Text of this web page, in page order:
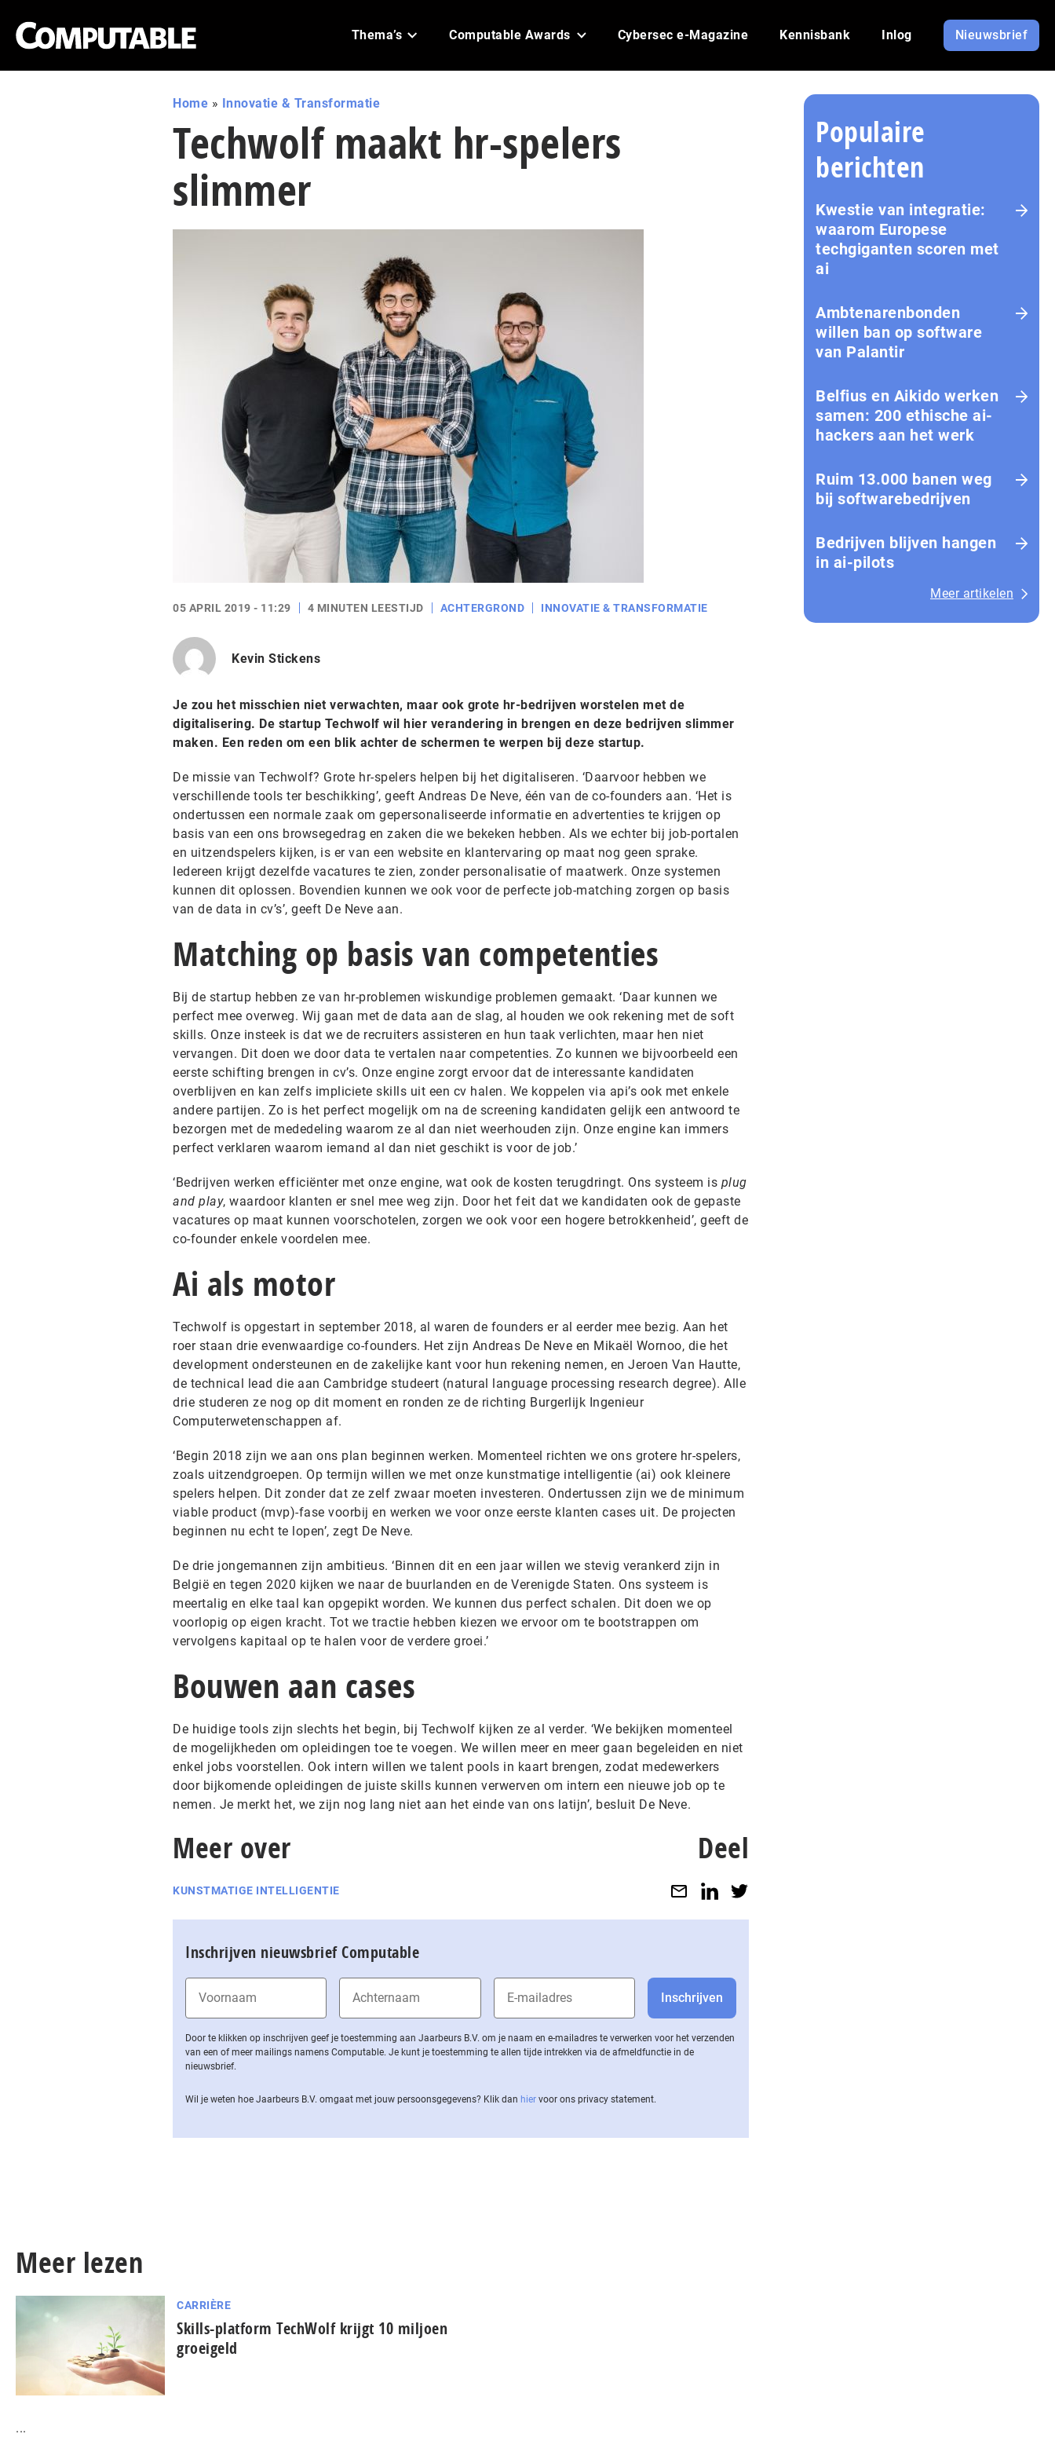
Thema’s Computable Awards Cybersec e-Magazine Kennisbank Inlog Nieuwsbrief
Home » Innovatie & Transformatie
Techwolf maakt hr-spelers
slimmer
05 APRIL 2019 - 11:29 4 MINUTEN LEESTIJD ACHTERGROND INNOVATIE & TRANSFORMATIE
Kevin Stickens
Je zou het misschien niet verwachten, maar ook grote hr-bedrijven worstelen met de
digitalisering. De startup Techwolf wil hier verandering in brengen en deze bedrijven slimmer
maken. Een reden om een blik achter de schermen te werpen bij deze startup.
De missie van Techwolf? Grote hr-spelers helpen bij het digitaliseren. ‘Daarvoor hebben we
verschillende tools ter beschikking’, geeft Andreas De Neve, één van de co-founders aan. ‘Het is
ondertussen een normale zaak om gepersonaliseerde informatie en advertenties te krijgen op
basis van een ons browsegedrag en zaken die we bekeken hebben. Als we echter bij job-portalen
en uitzendspelers kijken, is er van een website en klantervaring op maat nog geen sprake.
Iedereen krijgt dezelfde vacatures te zien, zonder personalisatie of maatwerk. Onze systemen
kunnen dit oplossen. Bovendien kunnen we ook voor de perfecte job-matching zorgen op basis
van de data in cv’s’, geeft De Neve aan.
Matching op basis van competenties
Bij de startup hebben ze van hr-problemen wiskundige problemen gemaakt. ‘Daar kunnen we
perfect mee overweg. Wij gaan met de data aan de slag, al houden we ook rekening met de soft
skills. Onze insteek is dat we de recruiters assisteren en hun taak verlichten, maar hen niet
vervangen. Dit doen we door data te vertalen naar competenties. Zo kunnen we bijvoorbeeld een
eerste schifting brengen in cv’s. Onze engine zorgt ervoor dat de interessante kandidaten
overblijven en kan zelfs impliciete skills uit een cv halen. We koppelen via api’s ook met enkele
andere partijen. Zo is het perfect mogelijk om na de screening kandidaten gelijk een antwoord te
bezorgen met de mededeling waarom ze al dan niet weerhouden zijn. Onze engine kan immers
perfect verklaren waarom iemand al dan niet geschikt is voor de job.’
‘Bedrijven werken efficiënter met onze engine, wat ook de kosten terugdringt. Ons systeem is plug
and play, waardoor klanten er snel mee weg zijn. Door het feit dat we kandidaten ook de gepaste
vacatures op maat kunnen voorschotelen, zorgen we ook voor een hogere betrokkenheid’, geeft de
co-founder enkele voordelen mee.
Ai als motor
Techwolf is opgestart in september 2018, al waren de founders er al eerder mee bezig. Aan het
roer staan drie evenwaardige co-founders. Het zijn Andreas De Neve en Mikaël Wornoo, die het
development ondersteunen en de zakelijke kant voor hun rekening nemen, en Jeroen Van Hautte,
de technical lead die aan Cambridge studeert (natural language processing research degree). Alle
drie studeren ze nog op dit moment en ronden ze de richting Burgerlijk Ingenieur
Computerwetenschappen af.
‘Begin 2018 zijn we aan ons plan beginnen werken. Momenteel richten we ons grotere hr-spelers,
zoals uitzendgroepen. Op termijn willen we met onze kunstmatige intelligentie (ai) ook kleinere
spelers helpen. Dit zonder dat ze zelf zwaar moeten investeren. Ondertussen zijn we de minimum
viable product (mvp)-fase voorbij en werken we voor onze eerste klanten cases uit. De projecten
beginnen nu echt te lopen’, zegt De Neve.
De drie jongemannen zijn ambitieus. ‘Binnen dit en een jaar willen we stevig verankerd zijn in
België en tegen 2020 kijken we naar de buurlanden en de Verenigde Staten. Ons systeem is
meertalig en elke taal kan opgepikt worden. We kunnen dus perfect schalen. Dit doen we op
voorlopig op eigen kracht. Tot we tractie hebben kiezen we ervoor om te bootstrappen om
vervolgens kapitaal op te halen voor de verdere groei.’
Bouwen aan cases
De huidige tools zijn slechts het begin, bij Techwolf kijken ze al verder. ‘We bekijken momenteel
de mogelijkheden om opleidingen toe te voegen. We willen meer en meer gaan begeleiden en niet
enkel jobs voorstellen. Ook intern willen we talent pools in kaart brengen, zodat medewerkers
door bijkomende opleidingen de juiste skills kunnen verwerven om intern een nieuwe job op te
nemen. Je merkt het, we zijn nog lang niet aan het einde van ons latijn’, besluit De Neve.
Meer over
KUNSTMATIGE INTELLIGENTIE
Deel
Inschrijven nieuwsbrief Computable
Door te klikken op inschrijven geef je toestemming aan Jaarbeurs B.V. om je naam en e-mailadres te verwerken voor het verzenden
van een of meer mailings namens Computable. Je kunt je toestemming te allen tijde intrekken via de af­meld­func­tie in de
nieuwsbrief.
Wil je weten hoe Jaarbeurs B.V. omgaat met jouw per­soons­ge­ge­vens? Klik dan hier voor ons privacy statement.
Populaire
berichten
Kwestie van integratie:
waarom Europese
techgiganten scoren met
ai
Amb­te­na­ren­bon­den
willen ban op software
van Palantir
Belfius en Aikido werken
samen: 200 ethische ai-
hackers aan het werk
Ruim 13.000 banen weg
bij softwarebedrijven
Bedrijven blijven hangen
in ai-pilots
Meer artikelen
Meer lezen
CARRIÈRE
Skills-platform TechWolf krijgt 10 miljoen
groeigeld
...